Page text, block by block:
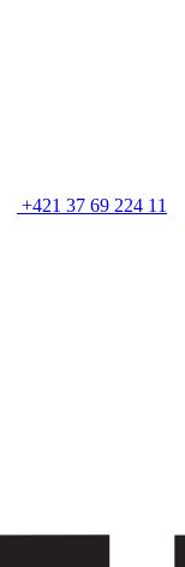
+421 37 69 224 11